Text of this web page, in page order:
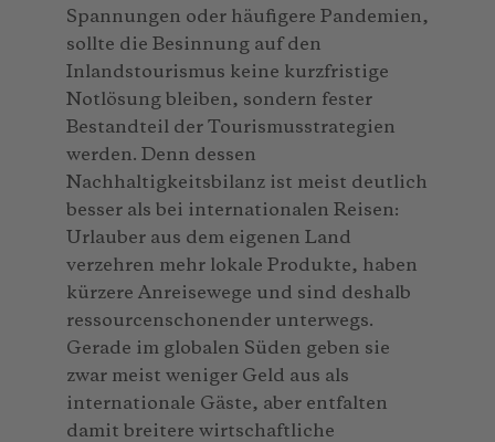
Spannungen oder häufigere Pandemien,
sollte die Besinnung auf den
Inlandstourismus keine kurzfristige
Notlösung bleiben, sondern fester
Bestandteil der Tourismusstrategien
werden. Denn dessen
Nachhaltigkeitsbilanz ist meist deutlich
besser als bei internationalen Reisen:
Urlauber aus dem eigenen Land
verzehren mehr lokale Produkte, haben
kürzere Anreisewege und sind deshalb
ressourcenschonender unterwegs.
Gerade im globalen Süden geben sie
zwar meist weniger Geld aus als
internationale Gäste, aber entfalten
damit breitere wirtschaftliche